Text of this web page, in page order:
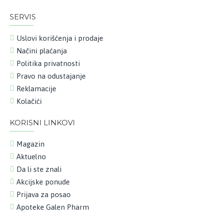
SERVIS
Uslovi korišćenja i prodaje
Načini plaćanja
Politika privatnosti
Pravo na odustajanje
Reklamacije
Kolačići
KORISNI LINKOVI
Magazin
Aktuelno
Da li ste znali
Akcijske ponude
Prijava za posao
Apoteke Galen Pharm